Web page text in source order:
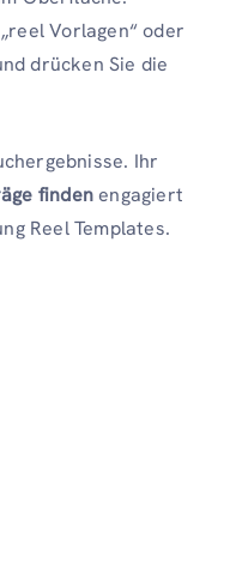
Vorlagen“ oder
drücken Sie die
Ihr
findenengagiert
Reel Templates.